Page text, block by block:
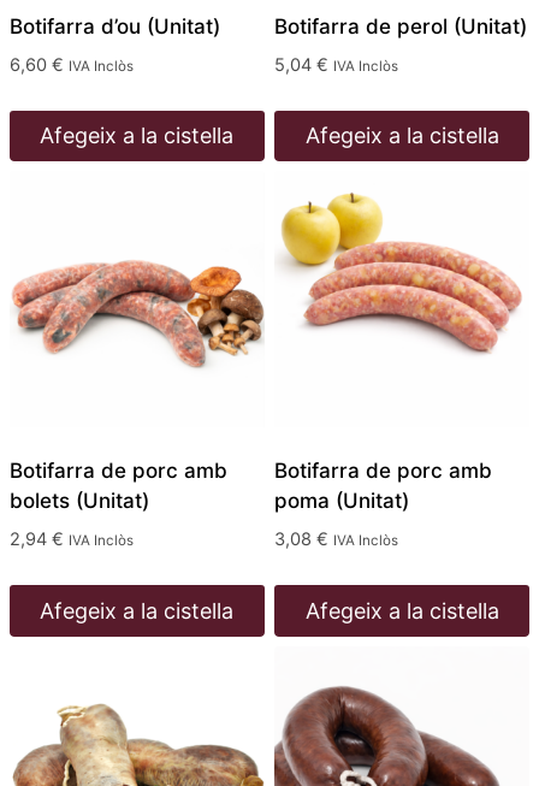
triar
a
pàgina
del
Botifarra d’ou (Unitat)
6,60 € IVA Inclòs
Afegeix a la cistella
Botifarra de perol (Unitat)
5,04 € IVA Inclòs
Afegeix a la cistella
Botifarra de porc amb
bolets (Unitat)
2,94 € IVA Inclòs
Afegeix a la cistella
Botifarra de porc amb
poma (Unitat)
3,08 € IVA Inclòs
Afegeix a la cistella